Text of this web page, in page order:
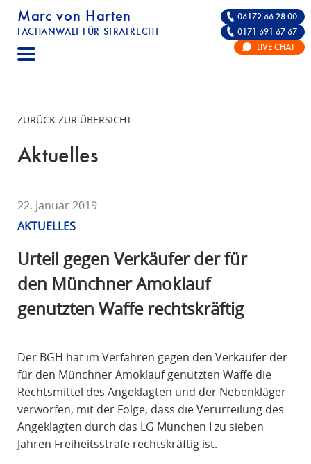
Marc von Harten
FACHANWALT FÜR STRAFRECHT
STRAFRECHT | RECHTSANWALT FÜR DIE
06172 66 28 00
0171 691 67 67
LIVE CHAT
ZURÜCK ZUR ÜBERSICHT
Aktuelles
22. Januar 2019
AKTUELLES
Urteil gegen Verkäufer der für
den Münchner Amoklauf
genutzten Waffe rechtskräftig
Der BGH hat im Verfahren gegen den Verkäufer der
für den Münchner Amoklauf genutzten Waffe die
Rechtsmittel des Angeklagten und der Nebenkläger
verworfen, mit der Folge, dass die Verurteilung des
Angeklagten durch das LG München I zu sieben
Jahren Freiheitsstrafe rechtskräftig ist.